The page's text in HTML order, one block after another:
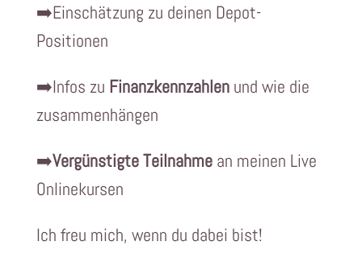
➡️Einschätzung zu deinen Depot-
Positionen
➡️Infos zu Finanzkennzahlenund wie die
zusammenhängen
➡️Vergünstigte Teilnahmean meinen Live
Onlinekursen
Ich freu mich, wenn du dabei bist!